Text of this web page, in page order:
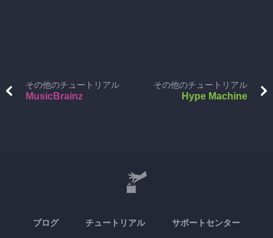
その他のチュートリアル
MusicBrainz
その他のチュートリアル
Hype Machine
ブログ チュートリアル サポートセンター